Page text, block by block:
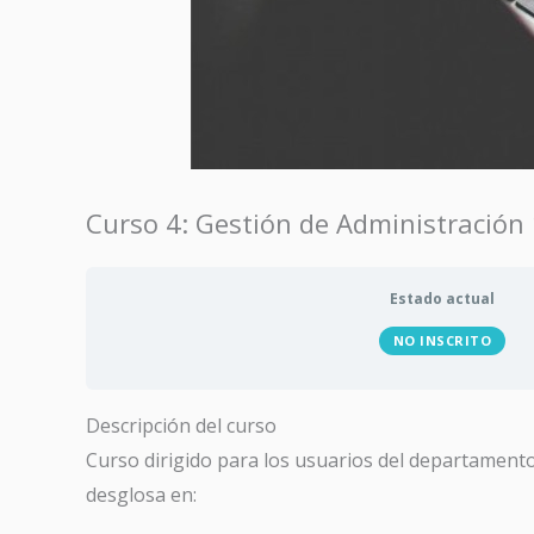
Curso 4: Gestión de Administración
Estado actual
NO INSCRITO
Descripción del curso
Curso dirigido para los usuarios del
desglosa en: